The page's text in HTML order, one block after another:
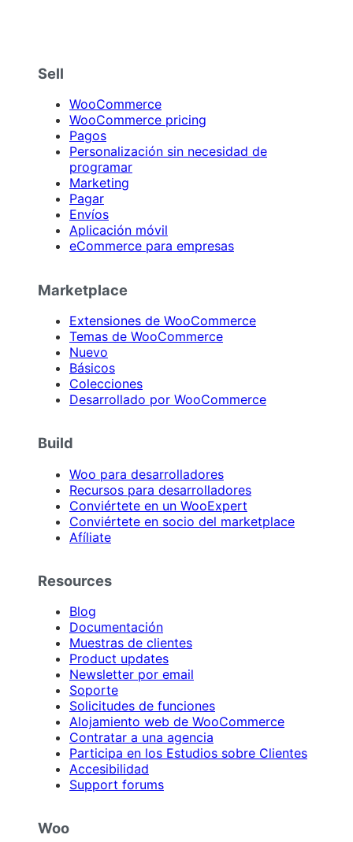
Sell
WooCommerce
WooCommerce pricing
Pagos
Personalización sin necesidad de
programar
Marketing
Pagar
Envíos
Aplicación móvil
eCommerce para empresas
Marketplace
Extensiones de WooCommerce
Temas de WooCommerce
Nuevo
Básicos
Colecciones
Desarrollado por WooCommerce
Build
Woo para desarrolladores
Recursos para desarrolladores
Conviértete en un WooExpert
Conviértete en socio del marketplace
Afíliate
Resources
Blog
Documentación
Muestras de clientes
Product updates
Newsletter por email
Soporte
Solicitudes de funciones
Alojamiento web de WooCommerce
Contratar a una agencia
Participa en los Estudios sobre Clientes
Accesibilidad
Support forums
Woo